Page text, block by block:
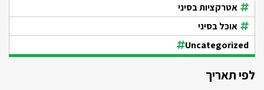
אטרקציות בסיני
אוכל בסיני
Uncategorized
לפי תאריך